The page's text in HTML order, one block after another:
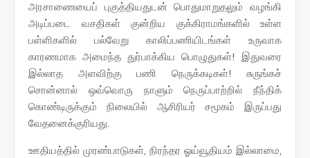
அரசாணையைப் புகுத்தியதுடன் பொதுமாறுதலும் வழங்கி
அடிப்படை வசதிகள் குன்றிய குக்கிராமங்களில் உள்ள
பள்ளிகளில் பல்வேறு காலிப்பணியிடங்கள் உருவாக
காரணமாக அமைந்த துர்பாக்கிய பொழுதுகள்! இதுவரை
இல்லாத அளவிற்கு பணி நெருக்கடிகள்! சுருங்கச்
சொன்னால் ஒவ்வொரு நாளும் நெருப்பாற்றில் நீந்திக்
கொண்டிருக்கும் நிலையில் ஆசிரியர் சமூகம் இருப்பது
வேதனைக்குரியது.
ஊதியத்தில் முரண்பாடுகள், நிரந்தர ஓய்வூதியம் இல்லாமை,